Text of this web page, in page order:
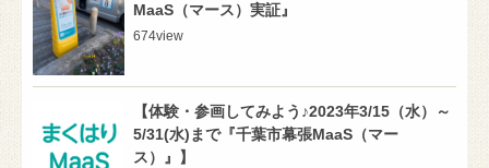
MaaS（マース）実証』
674view
【体験・参画してみよう♪2023年3/15（水）～
5/31(水)まで『千葉市幕張MaaS（マー
ス）』】